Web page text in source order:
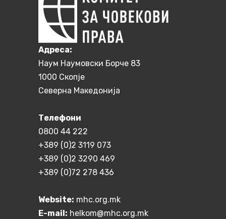
Aдреса:
Наум Наумовски Борче 83
1000 Скопје
Северна Македонија
Телефони
0800 44 222
+389 (0)2 3119 073
+389 (0)2 3290 469
+389 (0)72 278 436
Website: mhc.org.mk
E-mail: helkom@mhc.org.mk